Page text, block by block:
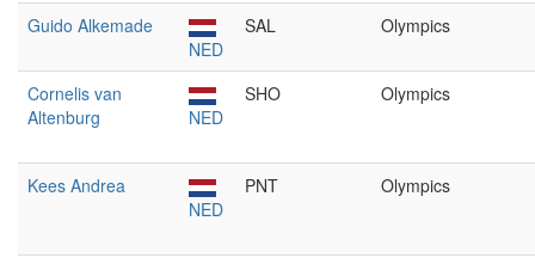
Guido Alkemade
NED
SAL Olympics
Cornelis van
Altenburg
NED
SHO Olympics
Kees Andrea
NED
PNT Olympics